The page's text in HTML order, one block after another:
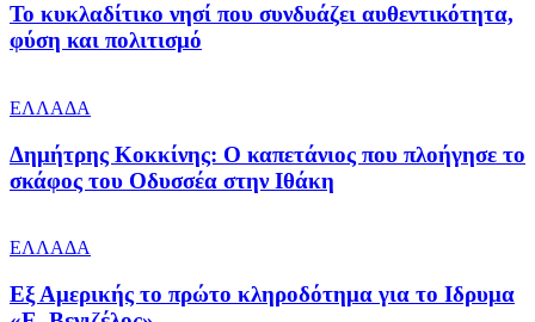
Το κυκλαδίτικο νησί που συνδυάζει αυθεντικότητα,
φύση και πολιτισμό
ΕΛΛΑΔΑ
Δημήτρης Κοκκίνης: Ο καπετάνιος που πλοήγησε το
σκάφος του Οδυσσέα στην Ιθάκη
ΕΛΛΑΔΑ
Εξ Αμερικής το πρώτο κληροδότημα για το Ιδρυμα